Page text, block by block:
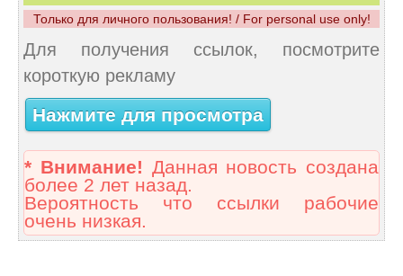
Только для личного пользования! / For personal use only!
Для получения ссылок, посмотрите
короткую рекламу
Нажмите для просмотра
* Внимание! Данная новость создана
более 2 лет назад.
Вероятность что ссылки рабочие
очень низкая.